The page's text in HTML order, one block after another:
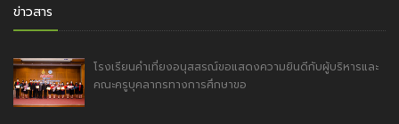
ข่าวสาร
โรงเรียนคำเที่ยงอนุสสรณ์ขอแสดงความยินดีกับผู้บริหารและ
คณะครูบุคลากรทางการศึกษาขอ